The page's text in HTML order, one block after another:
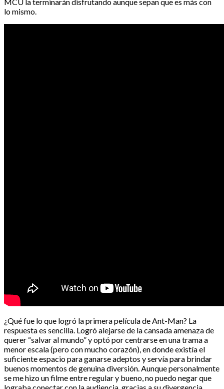
lo mismo.
¿Qué fue lo que logró la primera película de Ant-Man? La
respuesta es sencilla. Logró alejarse de la cansada amenaza de
querer “salvar al mundo” y optó por centrarse en una trama a
menor escala (pero con mucho corazón), en donde existía el
suficiente espacio para ganarse adeptos y servía para brindar
buenos momentos de genuina diversión. Aunque personalmente
se me hizo un filme entre regular y bueno, no puedo negar que
lograba conectar con la audiencia, gracias a su divergencia